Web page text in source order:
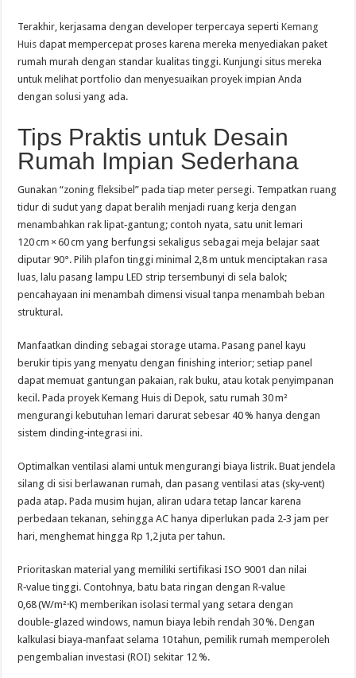
Terakhir, kerjasama dengan developer terpercaya sepertiKemang
Huis dapat mempercepat proses karena mereka menyediakan paket
rumah murah dengan standar kualitas tinggi. Kunjungi situs mereka
untuk melihat portfolio dan menyesuaikan proyek impian Anda
dengan solusi yang ada.
Tips Praktis untuk Desain
Rumah Impian Sederhana
Gunakan “zoning fleksibel” pada tiap meter persegi. Tempatkan ruang
tidur di sudut yang dapat beralih menjadi ruang kerja dengan
menambahkan rak lipat‑gantung; contoh nyata, satu unit lemari
120 cm × 60 cm yang berfungsi sekaligus sebagai meja belajar saat
diputar 90°. Pilih plafon tinggi minimal 2,8 m untuk menciptakan rasa
luas, lalu pasang lampu LED strip tersembunyi di sela balok;
pencahayaan ini menambah dimensi visual tanpa menambah beban
struktural.
Manfaatkan dinding sebagai storage utama. Pasang panel kayu
berukir tipis yang menyatu dengan finishing interior; setiap panel
dapat memuat gantungan pakaian, rak buku, atau kotak penyimpanan
kecil. Pada proyek Kemang Huis di Depok, satu rumah 30 m²
mengurangi kebutuhan lemari darurat sebesar 40 % hanya dengan
sistem dinding‑integrasi ini.
Optimalkan ventilasi alami untuk mengurangi biaya listrik. Buat jendela
silang di sisi berlawanan rumah, dan pasang ventilasi atas (sky‑vent)
pada atap. Pada musim hujan, aliran udara tetap lancar karena
perbedaan tekanan, sehingga AC hanya diperlukan pada 2‑3 jam per
hari, menghemat hingga Rp 1,2 juta per tahun.
Prioritaskan material yang memiliki sertifikasi ISO 9001 dan nilai
R‑value tinggi. Contohnya, batu bata ringan dengan R‑value
0,68 (W/m²·K) memberikan isolasi termal yang setara dengan
double‑glazed windows, namun biaya lebih rendah 30 %. Dengan
kalkulasi biaya‑manfaat selama 10 tahun, pemilik rumah memperoleh
pengembalian investasi (ROI) sekitar 12 %.